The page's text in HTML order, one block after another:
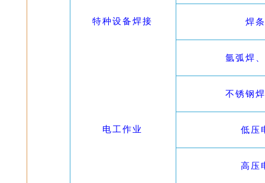
特种设备焊接 焊
氩弧焊
不锈钢
电工作业 低压
高压